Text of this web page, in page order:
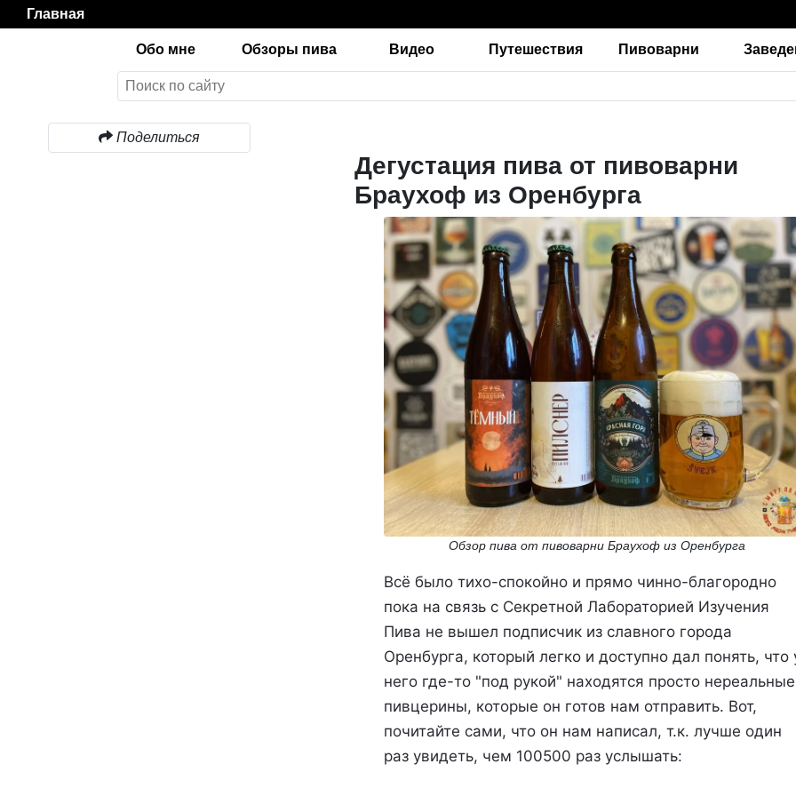
Главная
Обо мне Обзоры пива Видео Путешествия Пивоварни
Поделиться
Дегустация пива от пивоварни
Браухоф из Оренбурга
Обзор пива от пивоварни Браухоф из Оренбурга
Всё было тихо-спокойно и прямо чинно-благородно
пока на связь с Секретной Лабораторией Изучения
Пива не вышел подписчик из славного города
Оренбурга, который легко и доступно дал понять, что
него где-то "под рукой" находятся просто нереальные
пивцерины, которые он готов нам отправить. Вот,
почитайте сами, что он нам написал, т.к. лучше один
раз увидеть, чем 100500 раз услышать: